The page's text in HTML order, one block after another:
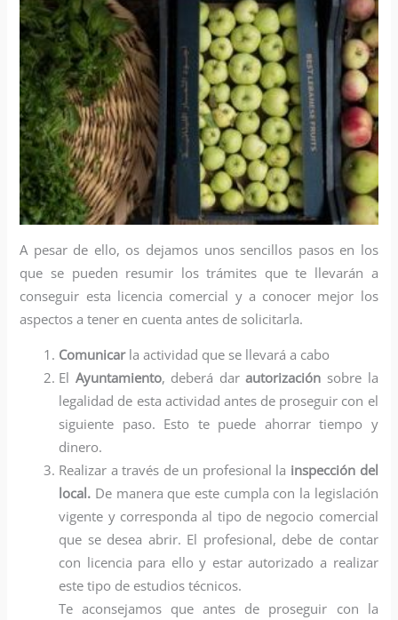
A pesar de ello, os dejamos unos sencillos pasos en los
que se pueden resumir los trámites que te llevarán a
conseguir esta licencia comercial y a conocer mejor los
aspectos a tener en cuenta antes de solicitarla.
Comunicarla actividad que se llevará a cabo
El Ayuntamiento, deberá darautorización sobre la
legalidad de esta actividad antes de proseguir con el
siguiente paso. Esto te puede ahorrar tiempo y
dinero.
Realizar a través de un profesional la inspección del
local. De manera que este cumpla con la legislación
vigente y corresponda al tipo de negocio comercial
que se desea abrir. El profesional, debe de contar
con licencia para ello y estar autorizado a realizar
este tipo de estudios técnicos.
Te aconsejamos que antes de proseguir con la